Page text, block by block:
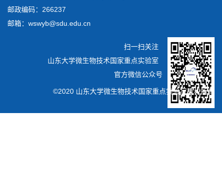
邮政编码：266237
邮箱：wswyb@sdu.edu.cn
扫一扫关注
山东大学微生物技术国家重点实验室
官方微信公众号
©2020 山东大学微生物技术国家重点实验室版权所有